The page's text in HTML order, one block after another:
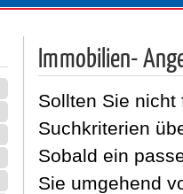
Immobilien-
Sollten Sie nicht
Suchkriterien
Sobald ein
Sie umgehend